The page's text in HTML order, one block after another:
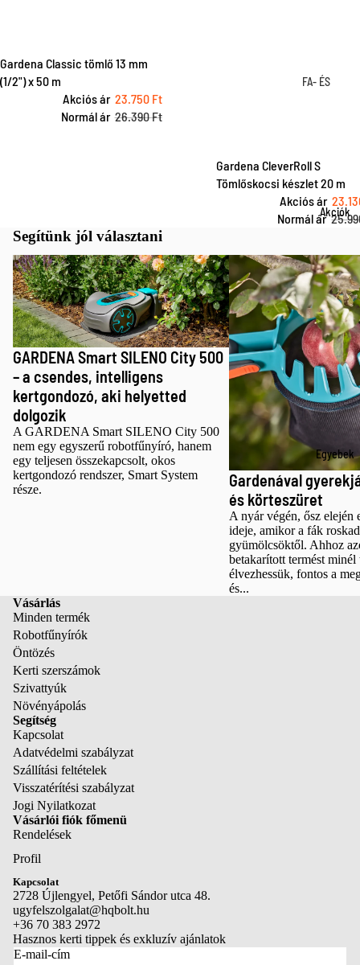
S ÉS
Ásók és
lapátok
Gereblyék
seprűk
Kerti
kesztyűk
Kézi
és ültető
eszközök
KERTI
TAKARÍTÁS
TISZTÍTÁS
Lombfúvók
Gereblyék
k
FA- ÉS
ágfűrészek
k
k
Fejszék
S ÉS
Ásók és
lapátok
Kézi
és ültető
eszközök
Gereblyék
seprűk
Akciók
Egyebek
Gardena Classic tömlő 13 mm
(1/2") x 50 m
Akciós ár 23.750 Ft
Normál ár 26.390 Ft
Gardena CleverRoll S
Tömlőskocsi készlet 20 m
Akciós ár
Normál ár
Segítünk jól választani
GARDENA Smart SILENO City 500 – a
csendes, intelligens kertgondozó, aki
helyetted dolgozik
GARDENA Smart SILENO City 500
– a csendes, intelligens
kertgondozó, aki helyetted
dolgozik
A GARDENA Smart SILENO City 500
nem egy egyszerű robotfűnyíró, hanem
egy teljesen összekapcsolt, okos
kertgondozó rendszer, Smart System
része.
Gardenával gyerekjáték
körteszüret
Gardenával
és körteszüret
A nyár végén, ősz elején
ideje, amikor a fák
gyümölcsöktől. Ahhoz
betakarított termést minél
élvezhessük, fontos a
és...
Vásárlás
Minden termék
Robotfűnyírók
Öntözés
Kerti szerszámok
Szivattyúk
Növényápolás
Segítség
Kapcsolat
Adatvédelmi szabályzat
Szállítási feltételek
Visszatérítési szabályzat
Jogi Nyilatkozat
Vásárlói fiók főmenü
Rendelések
Profil
Kapcsolat
2728 Újlengyel, Petőfi Sándor utca 48.
ugyfelszolgalat@hqbolt.hu
+36 70 383 2972
Hasznos kerti tippek és exkluzív ajánlatok
E-mail-cím
Visszatérítési szabályzat
Szállítási szabályzat
Kapcsolattartási adatok